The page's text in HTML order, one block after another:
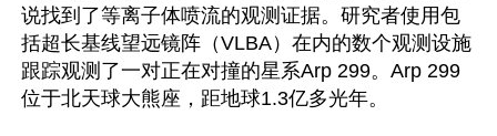
说找到了等离子体喷流的观测证据。研究者使用包
括超长基线望远镜阵（VLBA）在内的数个观测设施
跟踪观测了一对正在对撞的星系Arp 299。Arp 299
位于北天球大熊座，距地球1.3亿多光年。